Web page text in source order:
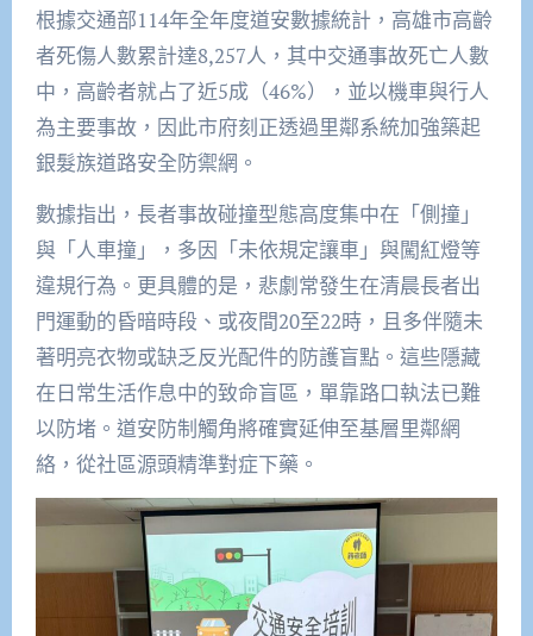
根據交通部114年全年度道安數據統計，高雄市高齡
者死傷人數累計達8,257人，其中交通事故死亡人數
中，高齡者就占了近5成（46%），並以機車與行人
為主要事故，因此市府刻正透過里鄰系統加強築起
銀髮族道路安全防禦網。
數據指出，長者事故碰撞型態高度集中在「側撞」
與「人車撞」，多因「未依規定讓車」與闖紅燈等
違規行為。更具體的是，悲劇常發生在清晨長者出
門運動的昏暗時段、或夜間20至22時，且多伴隨未
著明亮衣物或缺乏反光配件的防護盲點。這些隱藏
在日常生活作息中的致命盲區，單靠路口執法已難
以防堵。道安防制觸角將確實延伸至基層里鄰網
絡，從社區源頭精準對症下藥。